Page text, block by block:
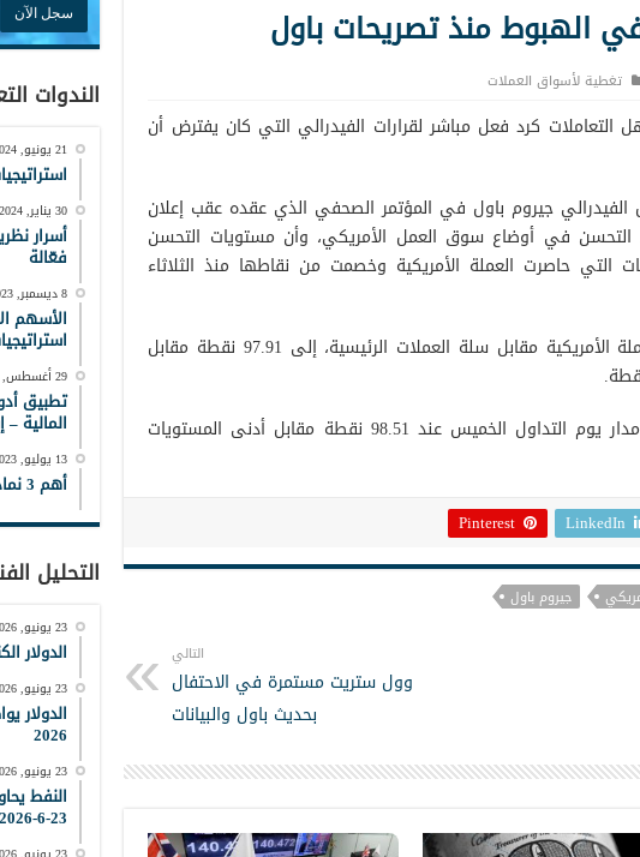
الهبوط منذ تصريحات باول
تغطية لأسواق العملات
التعاملات كرد فعل مباشر لقرارات الفيدرالي التي كان يفترض أن
جيروم باول في المؤتمر الصحفي الذي عقده عقب إعلان
عن التحسن في أوضاع سوق العمل الأمريكي، وأن مستويات التحسن
التي حاصرت العملة الأمريكية وخصمت من نقاطها منذ الثلاثاء
وهبط مؤشر الدولار، الذي يقيس أداء العملة الأمريكية مقابل سلة العملات الرئيسية، إلى 97.91 نقطة مقابل
وارتفع المؤشر إلى أعلى مستوياته على مدار يوم التداول الخميس عند 98.51 نقطة مقابل أدنى المستويات
LinkedIn
Pinterest
جيروم باول
التالي
وول ستريت مستمرة في الاحتفال
بحديث باول والبيانات
الندوات
21 يونيو, 2024 12:09 م
30 يناير, 2024 1:32 م
أسرار
فعّالة
8 ديسمبر, 2023 3:33 م
29 أغسطس, 2023 5:56 م
تطبيق
المالية –
13 يوليو, 2023 11:09 ص
أهم 3 نماذج في التحليل الفني
التحليل
23 يونيو, 2026 9:45 ص
الدولار
23 يونيو, 2026 9:39 ص
2026
23 يونيو, 2026 9:31 ص
النفط
23-6-2026